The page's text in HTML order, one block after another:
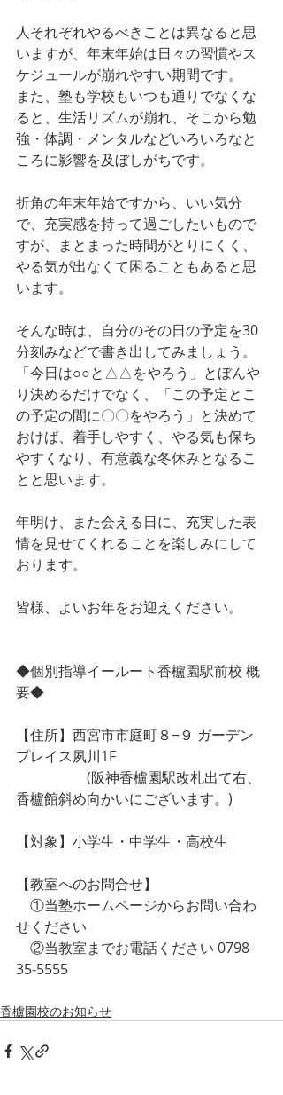
人それぞれやるべきことは異なると思
いますが、年末年始は日々の習慣やス
ケジュールが崩れやすい期間です。
また、塾も学校もいつも通りでなくな
ると、生活リズムが崩れ、そこから勉
強・体調・メンタルなどいろいろなと
ころに影響を及ぼしがちです。
折角の年末年始ですから、いい気分
で、充実感を持って過ごしたいもので
すが、まとまった時間がとりにくく、
やる気が出なくて困ることもあると思
います。
そんな時は、自分のその日の予定を30
分刻みなどで書き出してみましょう。
「今日は○○と△△をやろう」とぼんや
り決めるだけでなく、「この予定とこ
の予定の間に〇〇をやろう」と決めて
おけば、着手しやすく、やる気も保ち
やすくなり、有意義な冬休みとなるこ
とと思います。
年明け、また会える日に、充実した表
情を見せてくれることを楽しみにして
おります。
皆様、よいお年をお迎えください。
◆個別指導イールート香櫨園駅前校 概
要◆
【住所】西宮市市庭町８−９ ガーデン
プレイス夙川1F
(阪神香櫨園駅改札出て右、
香櫨館斜め向かいにございます。)
【対象】小学生・中学生・高校生
【教室へのお問合せ】
①当塾ホームページからお問い合わ
せください
②当教室までお電話ください 0798-
35-5555
香櫨園校のお知らせ